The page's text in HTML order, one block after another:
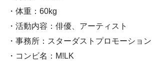
・体重：60kg
・活動内容：俳優、アーティスト
・事務所：スターダストプロモーション
・コンビ名：M!LK